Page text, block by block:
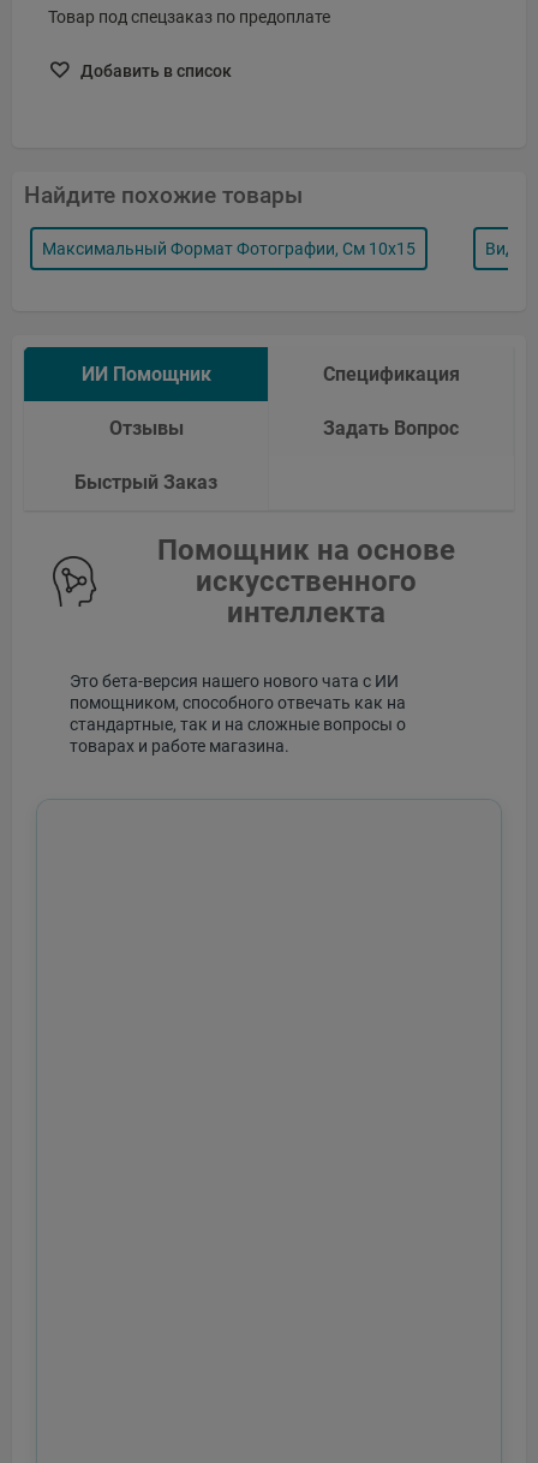
Товар под спецзаказ по предоплате
Добавить в список
Найдите похожие товары
Максимальный Формат Фотографии, См 10x15 Вид
ИИ Помощник Спецификация
Отзывы Задать Вопрос
Быстрый Заказ
Помощник на основе
искусственного
интеллекта
Это бета-версия нашего нового чата с ИИ
помощником, способного отвечать как на
стандартные, так и на сложные вопросы о
товарах и работе магазина.